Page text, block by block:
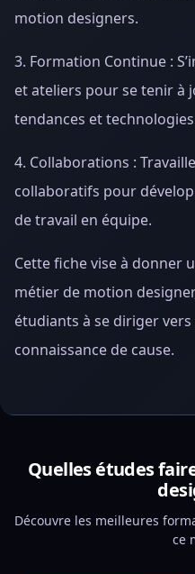
motion designers.
3. Formation Continue :
et ateliers pour se tenir à
tendances et
4. Collaborations :
collaboratifs pour
de travail en équipe.
Cette fiche vise à donner
métier de motion
étudiants à se diriger
connaissance de cause.
Quelles études
Découvre les meilleures
ce